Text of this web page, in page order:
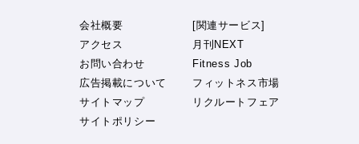
会社概要
アクセス
お問い合わせ
広告掲載について
サイトマップ
サイトポリシー
[関連サービス]
月刊NEXT
Fitness Job
フィットネス市場
リクルートフェア